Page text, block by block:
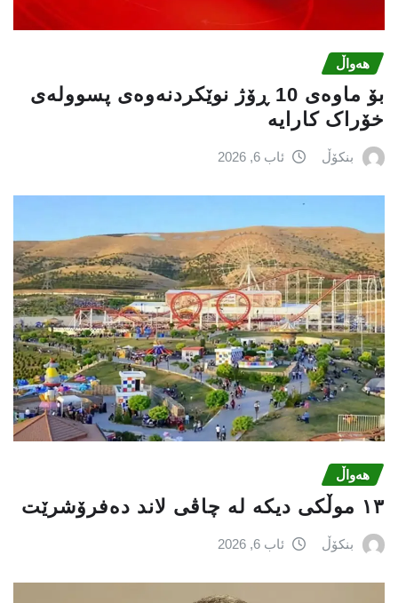
هەواڵ
بۆ ماوەی 10 ڕۆژ نوێکردنەوەی پسوولەی
خۆراک کارایە
بنکۆڵ ئاب 6, 2026
هەواڵ
١٣ موڵکی دیکە لە چاڤی لاند دەفرۆشرێت
بنکۆڵ ئاب 6, 2026